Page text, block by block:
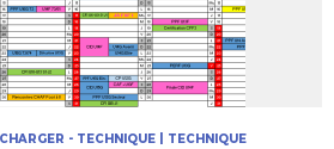
- TECHNIQUE | TECHNIQUE